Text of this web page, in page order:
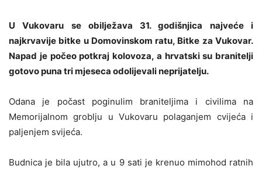
U Vukovaru se obilježava 31. godišnjica najveće i
najkrvavije bitke u Domovinskom ratu, Bitke za Vukovar.
Napad je počeo potkraj kolovoza, a hrvatski su branitelji
gotovo puna tri mjeseca odolijevali neprijatelju.
Odana je počast poginulim braniteljima i civilima na
Memorijalnom groblju u Vukovaru polaganjem cvijeća i
paljenjem svijeća.
Budnica je bila ujutro, a u 9 sati je krenuo mimohod ratnih